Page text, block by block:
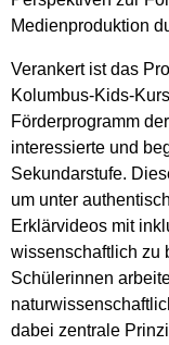
Medienproduktion
Verankert ist das
Kolumbus-Kids-
Förderprogramm
interessierte und
Sekundarstufe.
um unter
Erklärvideos mit
wissenschaftlich zu
Schülerinnen
dabei zentrale